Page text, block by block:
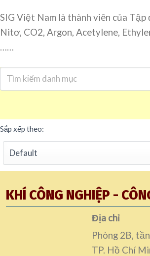
SIG Việt Nam là thành viên của Tập
Nitơ, CO2, Argon, Acetylene,
……
Sắp xếp theo:
KHÍ CÔNG NGHIỆP -
Địa chỉ
Phòng 2B,
TP. Hồ Chí